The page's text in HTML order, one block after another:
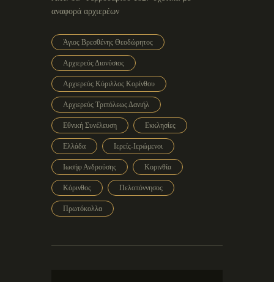
αναφορά αρχιερέων
Άγιος Βρεσθένης Θεοδώρητος
Αρχιερεύς Διονύσιος
Αρχιερεύς Κύριλλος Κορίνθου
Αρχιερεύς Τριπόλεως Δανιήλ
Εθνική Συνέλευση Εκκλησίες
Ελλάδα Ιερείς-Ιερώμενοι
Ιωσήφ Ανδρούσης Κορινθία
Κόρινθος Πελοπόννησος
Πρωτόκολλα